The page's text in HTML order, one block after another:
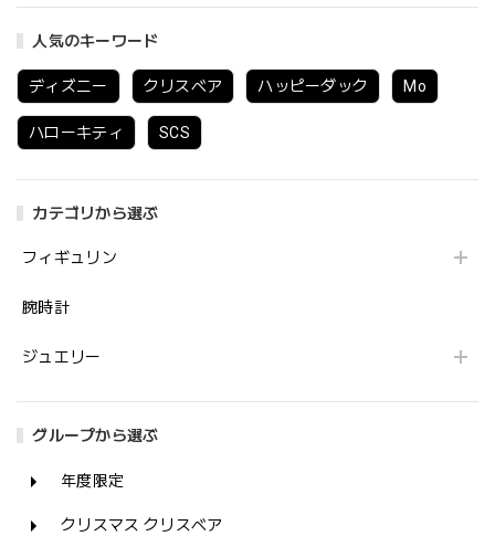
人気のキーワード
ディズニー クリスベア ハッピーダック Mo
ハローキティ SCS
カテゴリから選ぶ
フィギュリン
腕時計
ジュエリー
グループから選ぶ
年度限定
クリスマス クリスベア